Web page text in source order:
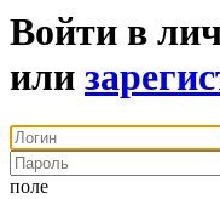
Войти в
или
поле